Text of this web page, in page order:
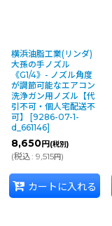
横浜油脂工業(リンダ)
大孫の手ノズル
《G1/4》- ノズル角度
が調節可能なエアコン
洗浄ガン用ノズル【代
引不可・個人宅配送不
可】
[9286-07-1-
d_661146]
8,650円 (税別)
(税込: 9,515円)
カートに入れる